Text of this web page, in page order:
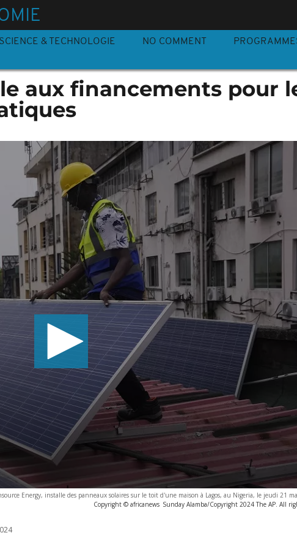
SCIENCE & TECHNOLOGIE NO COMMENT
aux financements pour
Energy, installe des panneaux solaires sur le toit d'une maison à Lagos, au Nigeria, le jeudi 21
Copyright © africanews Sunday Alamba/Copyright 2024 The AP. All